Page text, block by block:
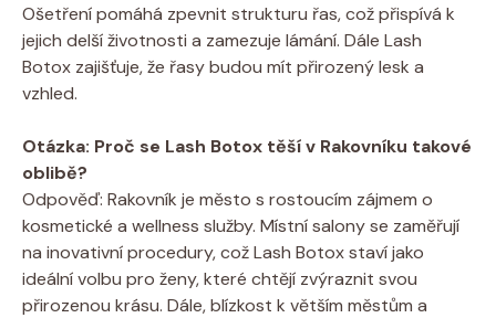
Ošetření pomáhá zpevnit strukturu řas, což přispívá k
jejich delší životnosti a zamezuje lámání. Dále Lash
Botox zajišťuje, že řasy budou mít přirozený lesk a
vzhled.
Otázka: Proč se Lash Botox těší v Rakovníku takové
oblibě?
Odpověď: Rakovník je město s rostoucím zájmem o
kosmetické a wellness služby. Místní salony se zaměřují
na inovativní procedury, což Lash Botox staví jako
ideální volbu pro ženy, které chtějí zvýraznit svou
přirozenou krásu. Dále, blízkost k větším městům a